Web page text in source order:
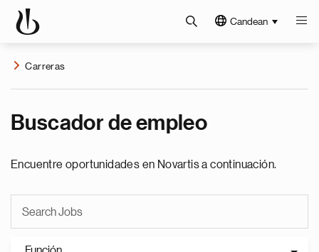
Candean
Carreras
Buscador de empleo
Encuentre oportunidades en Novartis a continuación.